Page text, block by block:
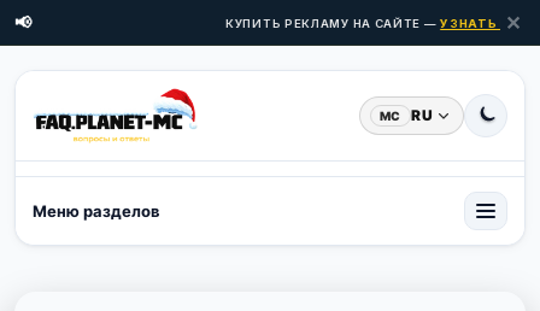
📢 КУПИТЬ РЕКЛАМУ НА САЙТЕ —УЗНАТЬ ЦЕНЫ
✕
MC RU
Меню разделов